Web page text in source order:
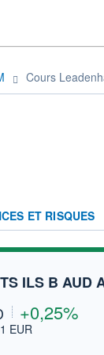
Cours
ET RISQUES
FORUM
ILS B AUD
+0,25%
EUR